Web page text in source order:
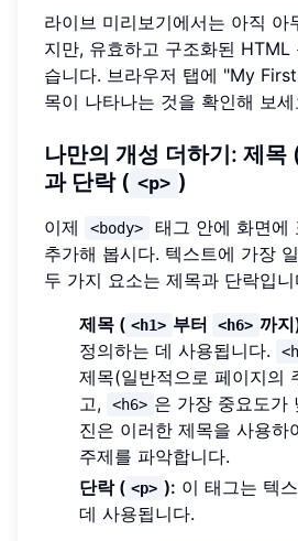
라이브 미리보기에서는 아직 아
지만, 유효하고 구조화된 HTML
습니다. 브라우저 탭에 "My
목이 나타나는 것을 확인해 보세
나만의 개성 더하기: 제목
과 단락 ( <p> )
이제 <body>
태그 안에 화면에
추가해 봅시다. 텍스트에 가장
두 가지 요소는 제목과 단락입니
제목 ( <h1> 부터 <h6> 까
정의하는 데 사용됩니다.
제목(일반적으로 페이지의
고,
<h6> 은 가장 중요도가
진은 이러한 제목을 사용하
주제를 파악합니다.
단락 ( <p> ): 이 태그는 텍
데 사용됩니다.